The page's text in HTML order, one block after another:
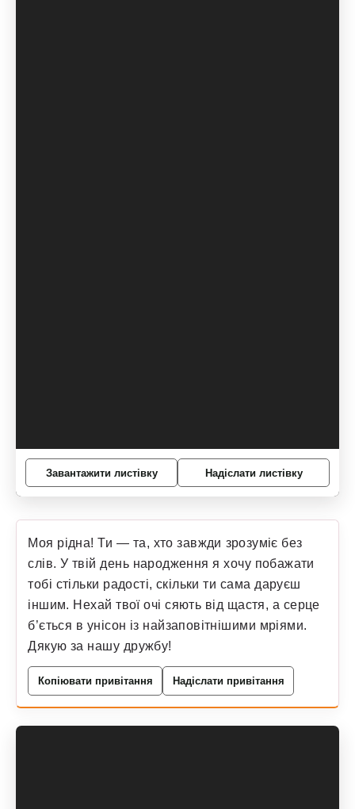
Завантажити листівку Надіслати листівку
Моя рідна! Ти — та, хто завжди зрозуміє без
слів. У твій день народження я хочу побажати
тобі стільки радості, скільки ти сама даруєш
іншим. Нехай твої очі сяють від щастя, а серце
б’ється в унісон із найзаповітнішими мріями.
Дякую за нашу дружбу!
Копіювати привітання Надіслати привітання